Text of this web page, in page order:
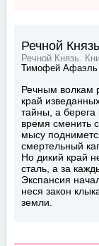
Речной
Речной Князь.
Тимофей Афаэль
Речным волкам
край
тайны, а
время сменить
мысу
смертельный
Но дикий край
сталь, а за
Экспансия
неся закон
земли.